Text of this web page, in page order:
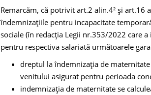
Remarcăm, că potrivit art.2 alin.4² și
îndemnizațiile pentru incapacitate
sociale (în redacția Legii nr.353/2022 care
pentru respectiva salariată următoarele
dreptul la îndemnizația de
venitului asigurat pentru perioada
indemnizația de maternitate se